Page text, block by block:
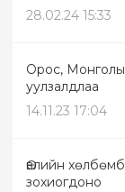
28.02.24 15:33
Орос,
уулзалдлаа
14.11.23 17:04
Өвлийн
зохиогдоно